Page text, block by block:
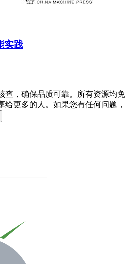
实践
查，确保品质可靠。所有资源均免
给更多的人。如果您有任何问题，